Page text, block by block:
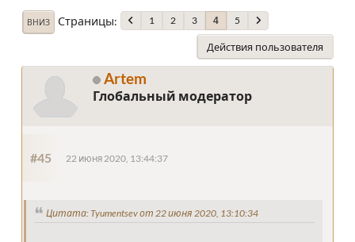
ВНИЗ Страницы 1 2 3 4 5
Действия пользователя
Artem
Глобальный модератор
#45 22 июня 2020, 13:44:37
Цитата: Tyumentsev от 22 июня 2020, 13:10:34